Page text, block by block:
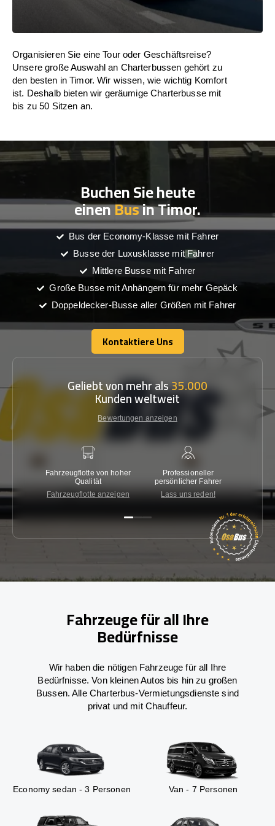
Organisieren Sie eine Tour oder Geschäftsreise?
Unsere große Auswahl an Charterbussen gehört zu
den besten in Timor. Wir wissen, wie wichtig Komfort
ist. Deshalb bieten wir geräumige Charterbusse mit
bis zu 50 Sitzen an.
Buchen Sie heute
einenBusin Timor.
Bus der Economy-Klasse mit Fahrer
Busse der Luxusklasse mit Fahrer
Mittlere Busse mit Fahrer
Große Busse mit Anhängern für mehr Gepäck
Doppeldecker-Busse aller Größen mit Fahrer
Kontaktiere Uns
Kontaktiere Uns
Geliebt von mehr als35.000
Kunden weltweit
Bewertungen anzeigen
Fahrzeugflotte von hoher
Qualität
Fahrzeugflotte anzeigen
Professioneller
persönlicher Fahrer
Lass uns reden!
Fahrzeuge für all Ihre
Bedürfnisse
Wir haben die nötigen Fahrzeuge für all Ihre
Bedürfnisse. Von kleinen Autos bis hin zu großen
Bussen. Alle Charterbus-Vermietungsdienste sind
privat und mit Chauffeur.
Economy sedan - 3 Personen Van - 7 Personen